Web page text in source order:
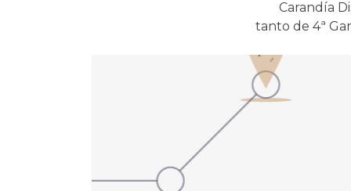
Carandía
tanto de 4ª